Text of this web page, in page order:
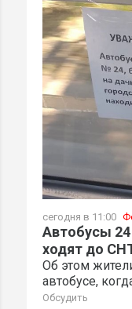
сегодня в 11:00
Автобусы
ходят до
Об этом
автобусе,
Обсудить